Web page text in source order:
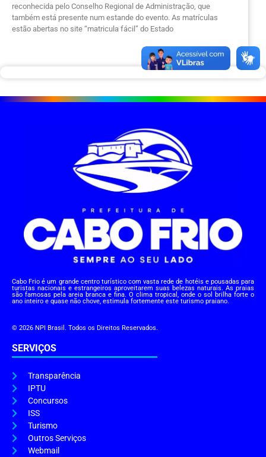
reconhecida pelo Conselho Regional de Administração, que
também está presente num estande do evento. As matrículas
estão abertas no site “matricula fácil” do Estado
Cabo Frio é um grande centro turístico com vasta rede de hotéis e pousadas para
turistas nacionais e estrangeiros aproveitarem suas belezas naturais. As praias
são famosas pela areia branca e fina. O clima tropical, onde o sol brilha forte o
ano inteiro e quase não chove, estimula fortemente este turismo praiano.
© 2026 NPI Brasil. Todos os Direitos Reservados.
SERVIÇOS
Transparência
IPTU
Concursos
ISS
Turismo
Outros Serviços
Webmail